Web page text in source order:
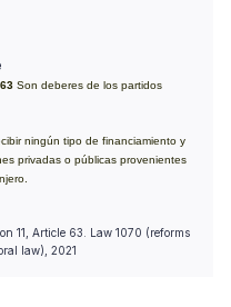
Son deberes de los partidos
ningún tipo de financiamiento y
privadas o públicas provenientes
11, Article 63. Law 1070 (reforms
law), 2021